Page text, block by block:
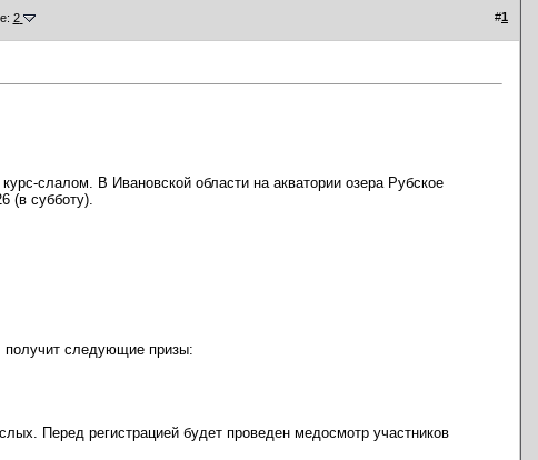
#1
2
слалом. В Ивановской области на акватории озера Рубское
(в субботу).
получит следующие призы:
Перед регистрацией будет проведен медосмотр участников